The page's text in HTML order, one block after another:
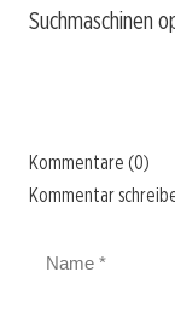
Suchmaschinen
Kommentare (0)
Kommentar